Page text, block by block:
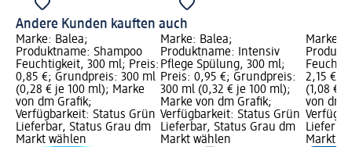
Andere Kunden kauften auch
Marke: Balea;
Produktname: Shampoo
Feuchtigkeit, 300 ml; Preis:
0,85 €; Grundpreis: 300 ml
(0,28 € je 100 ml); Marke
von dm Grafik;
Verfügbarkeit: Status Grün
Lieferbar, Status Grau dm
Markt wählen
Marke: Balea;
Produktname: Intensiv
Pflege Spülung, 300 ml;
Preis: 0,95 €; Grundpreis:
300 ml (0,32 € je 100 ml);
Marke von dm Grafik;
Verfügbarkeit: Status Grün
Lieferbar, Status Grau dm
Markt wählen
Marke:
2,15 €;
(1,08 €
von dm
Markt